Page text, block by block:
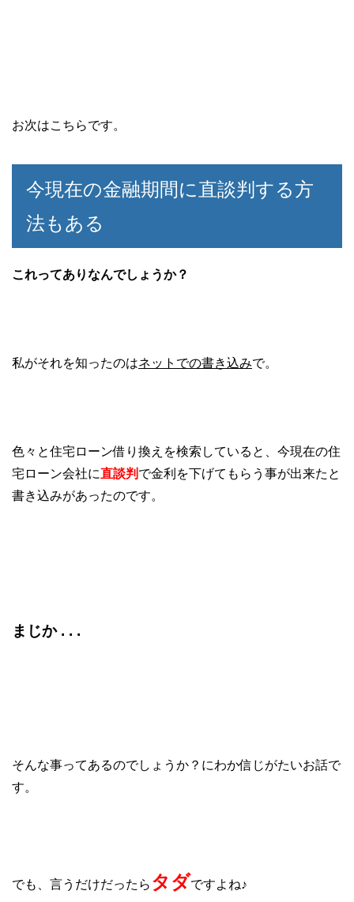
お次はこちらです。
今現在の金融期間に直談判する方
法もある
これってありなんでしょうか？
私がそれを知ったのはネットでの書き込みで。
色々と住宅ローン借り換えを検索していると、今現在の住
宅ローン会社に直談判 で金利を下げてもらう事が出来たと
書き込みがあったのです。
まじか . . .
そんな事ってあるのでしょうか？にわか信じがたいお話で
す。
でも、言うだけだったら タダですよね♪